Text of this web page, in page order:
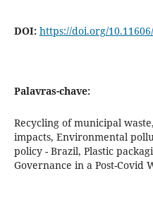
DOI: https://doi.org/
Palavras-chave:
Recycling of municipal
impacts, Environmental
policy - Brazil, Plastic
Governance in a Post-Covid